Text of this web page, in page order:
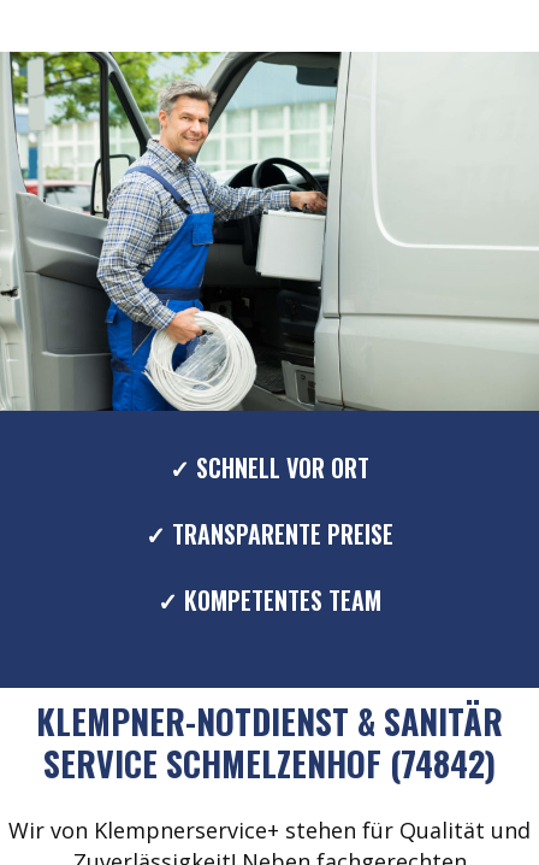
✓ SCHNELL VOR ORT
✓ TRANSPARENTE PREISE
✓ KOMPETENTES TEAM
KLEMPNER-NOTDIENST & SANITÄR
SERVICE SCHMELZENHOF (74842)
Wir von Klempnerservice+ stehen für Qualität und